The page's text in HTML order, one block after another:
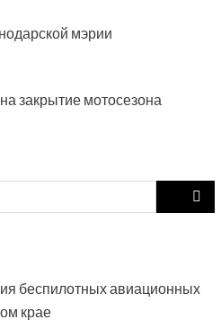
мэрии
закрытие мотосезона
Search
for:
беспилотных авиационных
крае